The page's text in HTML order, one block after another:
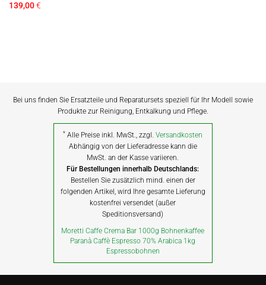
139,00€
Bei uns finden Sie Ersatzteile und Reparatursets speziell für Ihr Modell sowie
Produkte zur Reinigung, Entkalkung und Pflege.
* Alle Preise inkl. MwSt., zzgl.Versandkosten
Abhängig von der Lieferadresse kann die
MwSt. an der Kasse variieren.
Für Bestellungen innerhalb Deutschlands:
Bestellen Sie zusätzlich mind. einen der
folgenden Artikel, wird Ihre gesamte Lieferung
kostenfrei versendet (außer
Speditionsversand)
Moretti Caffe Crema Bar 1000g Bohnenkaffee
Paranà Caffè Espresso 70% Arabica 1kg
Espressobohnen